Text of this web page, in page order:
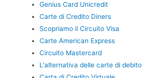
Genius Card Unicredit
Carte di Credito Diners
Scopriamo il Circuito Visa
Carte American Express
Circuito Mastercard
L'alternativa delle carte di debito